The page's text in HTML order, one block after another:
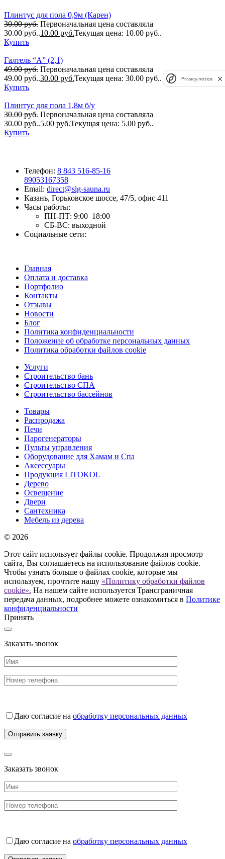
Плинтус для пола 0,9м (Карен)
30.00руб. Первоначальная цена составляла
30.00 руб..10.00 руб.Текущая цена: 10.00 руб..
Купить
Галтель “А” (2,1)
49.00руб. Первоначальная цена составляла
49.00 руб..30.00 руб.Текущая цена: 30.00 руб..
Купить
Плинтус для пола 1,8м б/у
30.00руб. Первоначальная цена составляла
30.00 руб..5.00 руб.Текущая цена: 5.00 руб..
Купить
Телефон: 8 843 516-85-16
89053167358
Email: direct@slg-sauna.ru
Казань, Горьковское шоссе, 47/5, офис 411
Часы работы:
ПН-ПТ: 9:00–18:00
СБ-ВС: выходной
Социальные сети:
Главная
Оплата и доставка
Портфолио
Контакты
Отзывы
Новости
Блог
Политика конфиденциальности
Положение об обработке персональных данных
Политика обработки файлов cookie
Услуги
Строительство бань
Строительство СПА
Строительство бассейнов
Товары
Распродажа
Печи
Парогенераторы
Пульты управления
Оборудование для Хамам и Спа
Аксессуары
Продукция LITOKOL
Дерево
Освещение
Двери
Сантехника
Мебель из дерева
© 2026
Этот сайт использует файлы cookie. Продолжая просмотр
сайта, Вы соглашаетесь на использование файлов cookie.
Чтобы узнать больше о файлах cookie, которые мы
используем, прочтите нашу «Политику обработки файлов
cookie». На нашем сайте используется Трансграничная
передача данных, подробнее можете ознакомиться в Политике
конфиденциальности
Принять
Заказать звонок
Даю согласие на обработку персональных данных
Заказать звонок
Даю согласие на обработку персональных данных
Privacy notice